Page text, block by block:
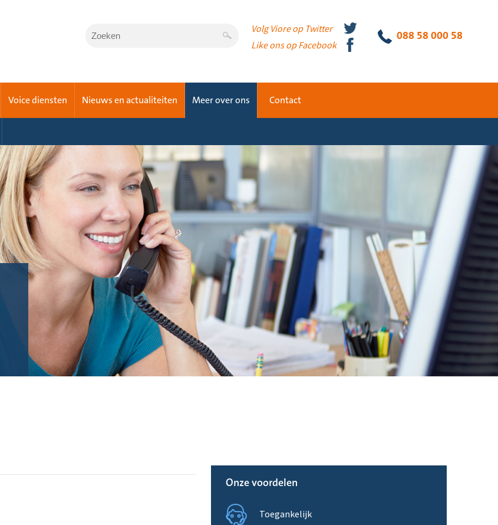
088 58 000 58
Volg Viore op Twitter
Like ons op Facebook
Voice diensten Nieuws en actualiteiten Meer over ons Contact
Onze voordelen
Toegankelijk